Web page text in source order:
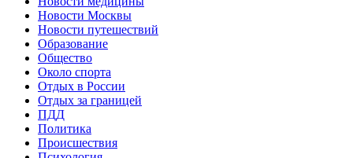
Новости Москвы
Новости путешествий
Образование
Общество
Около спорта
Отдых в России
Отдых за границей
ПДД
Политика
Происшествия